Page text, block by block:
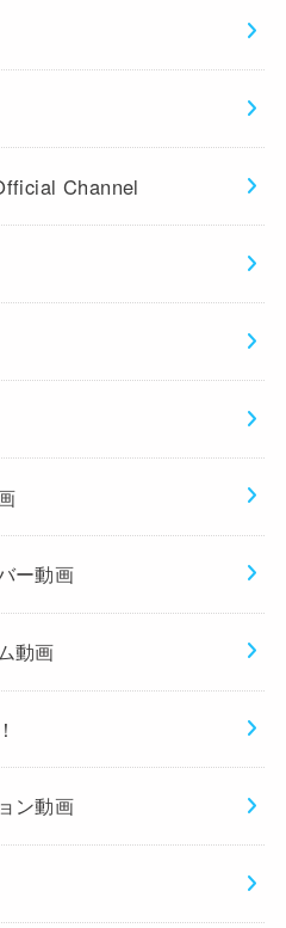
Channel
ー動画
動画
ン動画